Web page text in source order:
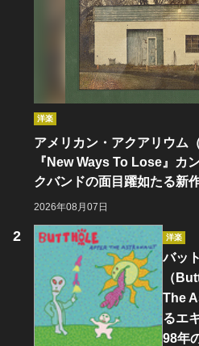
洋楽
アメリカン・アクアリウム
『New Ways To Lose』カ
クバンドの面目躍如たる新
2026年08月07日
洋楽
バッ
（
The
るエ
98年